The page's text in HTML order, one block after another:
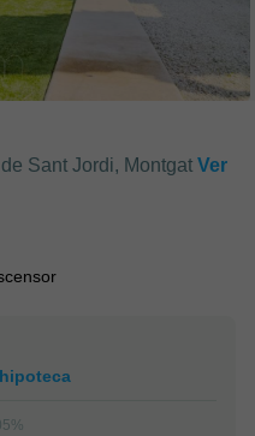
Sant Jordi, Montgat Ver